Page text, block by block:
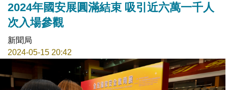
2024年國安展圓滿結束 吸引近六萬一千人
次入場參觀
新聞局
2024-05-15 20:42